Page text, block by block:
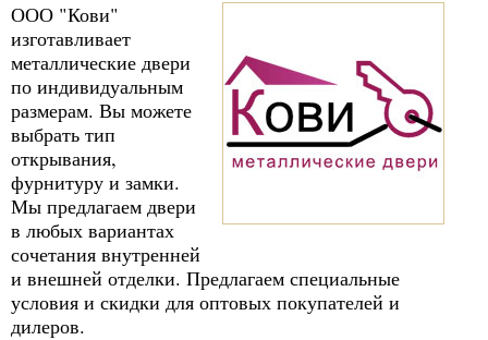
ООО "Кови"
изготавливает
металлические двери
по индивидуальным
размерам. Вы можете
выбрать тип
открывания,
фурнитуру и замки.
Мы предлагаем двери
в любых вариантах
сочетания внутренней
и внешней отделки. Предлагаем специальные
условия и скидки для оптовых покупателей и
дилеров.